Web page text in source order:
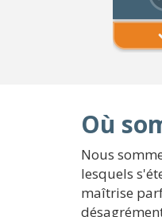
Où
Nous
lesquels
maîtrise